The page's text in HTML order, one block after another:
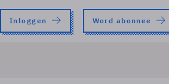
Inloggen Word abonnee